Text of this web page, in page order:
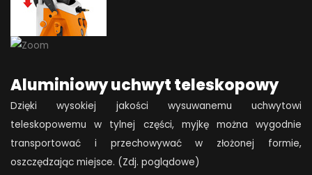
Aluminiowy uchwyt teleskopowy
Dzięki wysokiej jakości wysuwanemu uchwytowi
teleskopowemu w tylnej części, myjkę można wygodnie
transportować i przechowywać w złożonej formie,
oszczędzając miejsce. (Zdj. poglądowe)